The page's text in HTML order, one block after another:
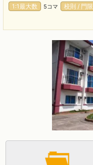
1:1最大数 5コマ 校則 / 門限